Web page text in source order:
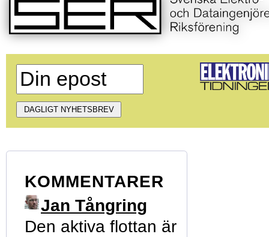
KOMMENTARER
Jan Tångring
Den aktiva flottan är